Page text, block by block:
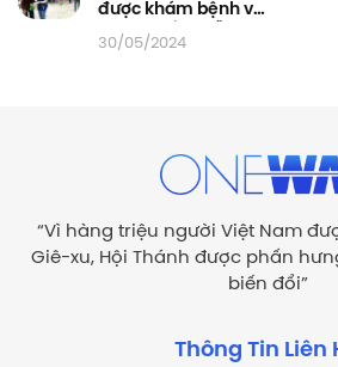
được khám bệnh và
phát thuốc miễn phí
30/05/2024
“Vì hàng triệu người Việt Nam
Giê-xu, Hội Thánh được phấn
biến đổi”
Thông Tin Liên